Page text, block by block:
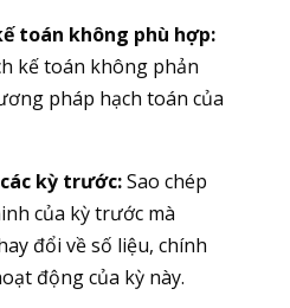
toán không phù hợp:
kế toán không phản
pháp hạch toán của
kỳ trước:Sao chép
của kỳ trước mà
đổi về số liệu, chính
động của kỳ này.